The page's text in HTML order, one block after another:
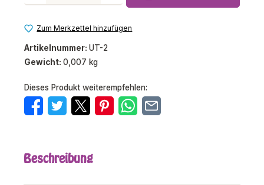
Zum Merkzettel hinzufügen
Artikelnummer: UT-2
Gewicht: 0,007 kg
Dieses Produkt weiterempfehlen:
Beschreibung